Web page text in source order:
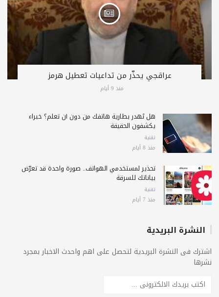
عراقجي يحذّر من تداعيات تعطيل هرمز
منذ 9 أيام
هل تُهدر بطارية هاتفك من دون أن تعلم؟ خبراء
يكشفون الحقيقة
تقنية
منذ 8 أيام
تحذير لمستخدمي الهواتف.. صورة واحدة قد تعرّض
بياناتك للسرقة
تقنية
منذ 7 أيام
النشرة البريدية
اشترك فى النشرة البريدية لتحصل على اهم واحدث الاخبار بمجرد
نشرها